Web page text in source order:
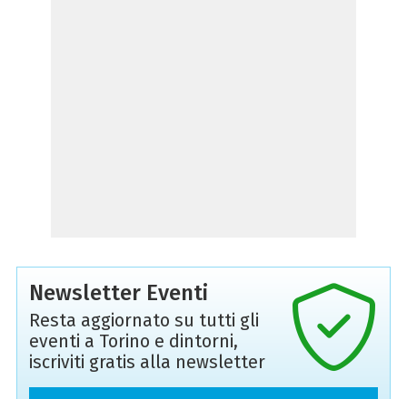
Newsletter Eventi
Resta aggiornato su tutti gli
eventi a Torino e dintorni,
iscriviti gratis alla newsletter